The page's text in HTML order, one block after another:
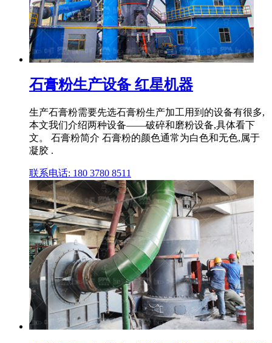
石膏粉生产设备 红星机器
生产石膏粉需要先选石膏粉生产加工用到的设备有很多,
本文我们介绍两种设备——破碎和磨粉设备,具体看下
文。 石膏粉简介 石膏粉的颜色通常为白色和无色,属于
凝胶 .
联系电话: 180 3780 8511